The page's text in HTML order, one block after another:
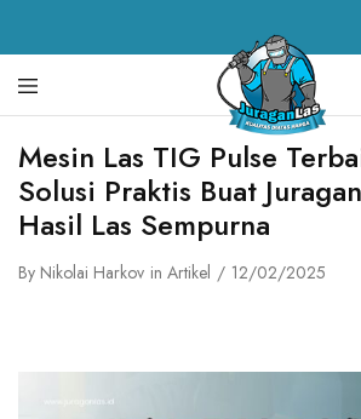
Juragan
Las
alat
las,
spare
parts
mesin
las,
mesin
las,
body
Mesin Las TIG Pulse
Solusi Praktis Buat
Hasil Las Sempurna
By Nikolai Harkov in Artikel 12/02/2025